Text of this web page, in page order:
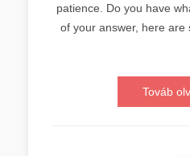
patience. Do you have
of your answer, here are
Továb